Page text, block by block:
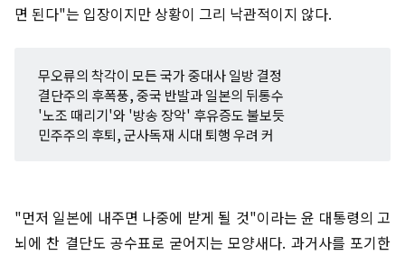
면 된다"는 입장이지만 상황이 그리 낙관적이지 않다.
무오류의 착각이 모든 국가 중대사 일방 결정
결단주의 후폭풍, 중국 반발과 일본의 뒤통수
'노조 때리기'와 '방송 장악' 후유증도 불보듯
민주주의 후퇴, 군사독재 시대 퇴행 우려 커
"먼저 일본에 내주면 나중에 받게 될 것"이라는 윤 대통령의 고
뇌에 찬 결단도 공수표로 굳어지는 모양새다. 과거사를 포기한